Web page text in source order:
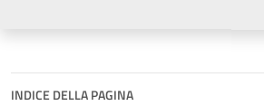
INDICE DELLA PAGINA